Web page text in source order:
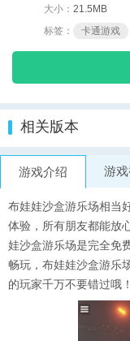
大小： 21.5MB
标签：
卡通游戏
相关版本
游戏介绍 游
布娃娃沙盒游乐场相当
体验，所有朋友都能放
娃沙盒游乐场是完全免
畅玩， 布娃娃沙盒游乐
的玩家千万不要错过哦！